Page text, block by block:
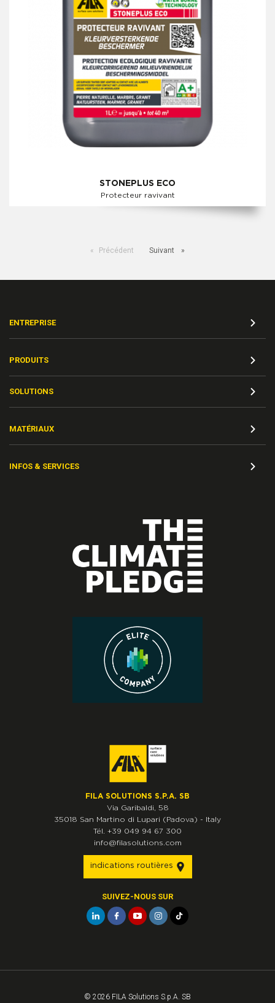
STONEPLUS ECO
Protecteur ravivant
Précédent Suivant
ENTREPRISE
PRODUITS
SOLUTIONS
MATÉRIAUX
INFOS & SERVICES
FILA SOLUTIONS S.P.A. SB
Via Garibaldi, 58
35018 San Martino di Lupari (Padova) - Italy
Tél. +39 049 94 67 300
info@filasolutions.com
indications routières
SUIVEZ-NOUS SUR
© 2026 FILA Solutions S.p.A. SB